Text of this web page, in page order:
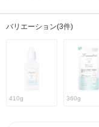
バリエーション(3件)
410g 360g